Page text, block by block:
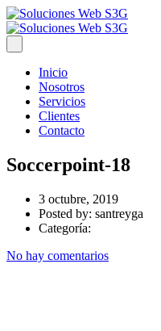
Inicio
Nosotros
Servicios
Clientes
Contacto
Soccerpoint-18
3 octubre, 2019
Posted by: santreyga
Categoría:
No hay comentarios